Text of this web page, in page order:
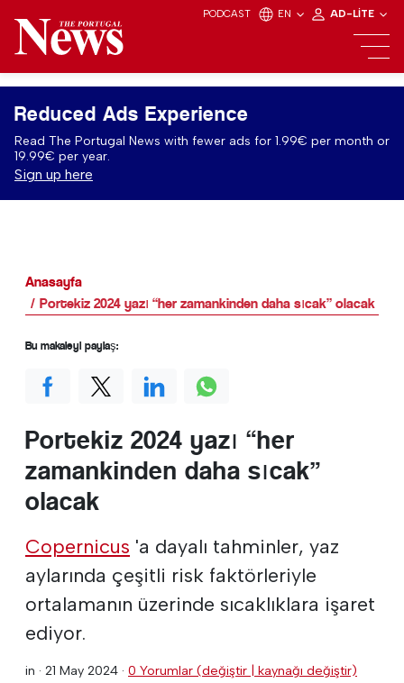
PODCAST EN AD-LITE
Reduced Ads Experience
Read The Portugal News with fewer ads for 1.99€ per month or
19.99€ per year.
Sign up here
Anasayfa
Portekiz 2024 yazı “her zamankinden daha sıcak” olacak
Portekiz 2024 yazı “her
zamankinden daha sıcak”
olacak
Copernicus 'a dayalı tahminler, yaz
aylarında çeşitli risk faktörleriyle
ortalamanın üzerinde sıcaklıklara işaret
ediyor.
in · 21 May 2024 · 0 Yorumlar (değiştir | kaynağı değiştir)
Bu makaleyi paylaş: